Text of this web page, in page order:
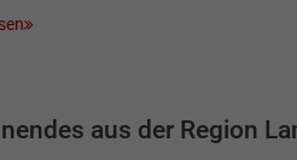
aus der Region